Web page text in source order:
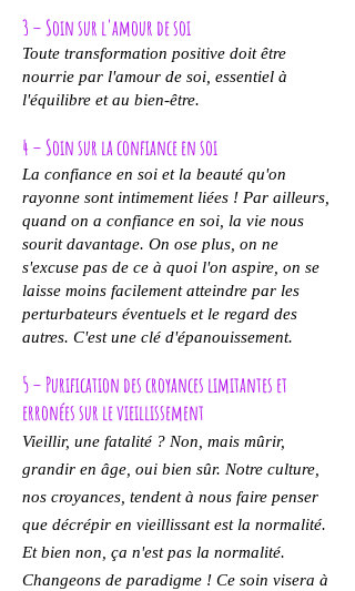
3 – Soin sur l'amour de soi
Toute transformation positive doit être
nourrie par l'amour de soi, essentiel à
l'équilibre et au bien-être.
4 – Soin sur la confiance en soi
La confiance en soi et la beauté qu'on
rayonne sont intimement liées ! Par ailleurs,
quand on a confiance en soi, la vie nous
sourit davantage. On ose plus, on ne
s'excuse pas de ce à quoi l'on aspire, on se
laisse moins facilement atteindre par les
perturbateurs éventuels et le regard des
autres. C'est une clé d'épanouissement.
5 – Purification des croyances limitantes et
erronées sur le vieillissement
Vieillir, une fatalité ? Non, mais mûrir,
grandir en âge, oui bien sûr. Notre culture,
nos croyances, tendent à nous faire penser
que décrépir en vieillissant est la normalité.
Et bien non, ça n'est pas la normalité.
Changeons de paradigme ! Ce soin visera à